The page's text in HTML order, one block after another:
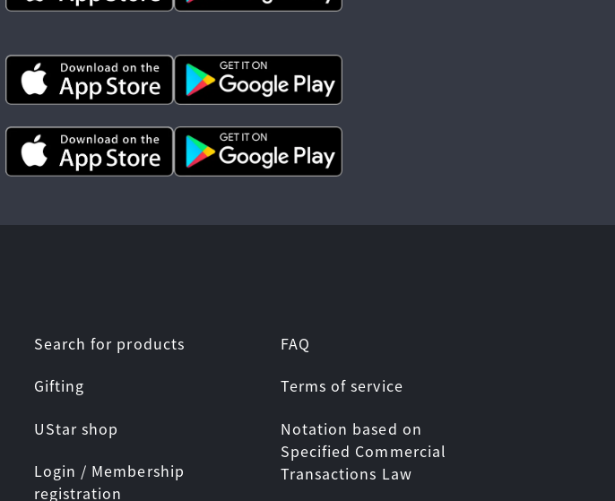
Search for products
Gifting
UStar shop
Login / Membership
registration
FAQ
Terms of service
Notation based on
Specified Commercial
Transactions Law